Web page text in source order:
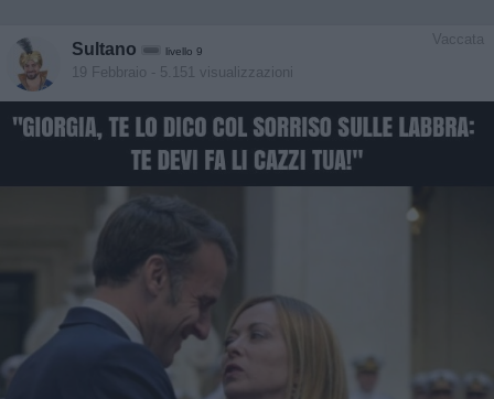
Vaccata
Sultano livello 9
19 Febbraio - 5.151 visualizzazioni